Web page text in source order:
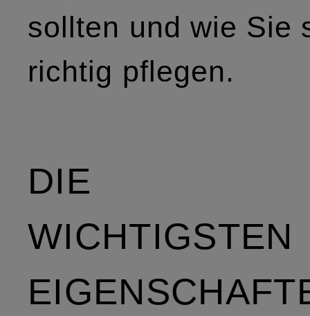
sollten und wie Sie
richtig pflegen.
DIE
WICHTIGSTEN